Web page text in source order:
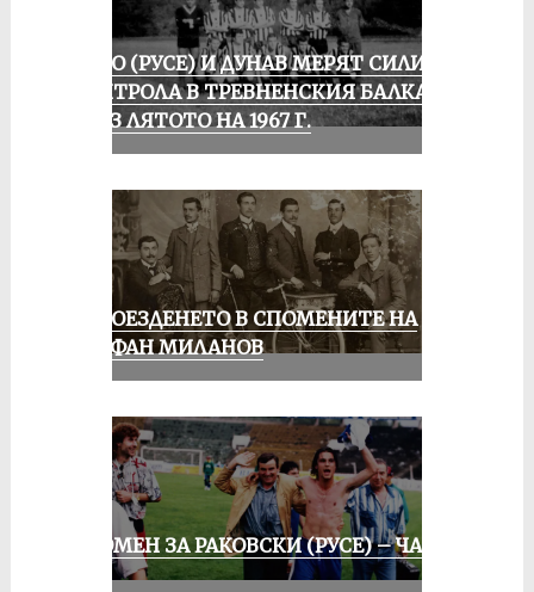
ЛОКО (РУСЕ) И ДУНАВ МЕРЯТ СИЛИ В
КОНТРОЛА В ТРЕВНЕНСКИЯ БАЛКАН
ПРЕЗ ЛЯТОТО НА 1967 Г.
КОЛОЕЗДЕНЕТО В СПОМЕНИТЕ НА
СТЕФАН МИЛАНОВ
СПОМЕН ЗА РАКОВСКИ (РУСЕ) – ЧАСТ